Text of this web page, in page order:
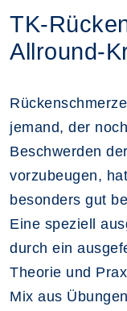
TK-
Allround-
jemand, der
Beschwerden
vorzubeugen,
besonders gut
Eine speziell
durch ein
Theorie und
Mix aus